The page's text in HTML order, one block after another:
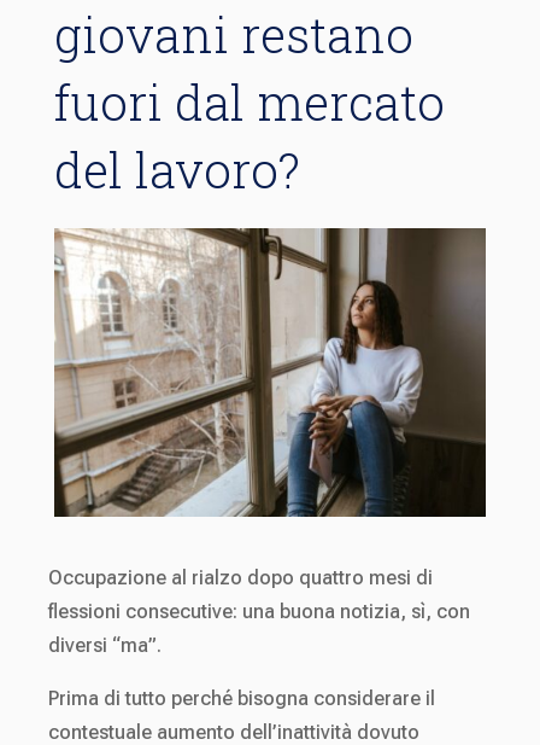
giovani restano
fuori dal mercato
del lavoro?
Occupazione al rialzo dopo quattro mesi di
flessioni consecutive: una buona notizia, sì, con
diversi “ma”.
Prima di tutto perché bisogna considerare il
contestuale aumento dell’inattività dovuto